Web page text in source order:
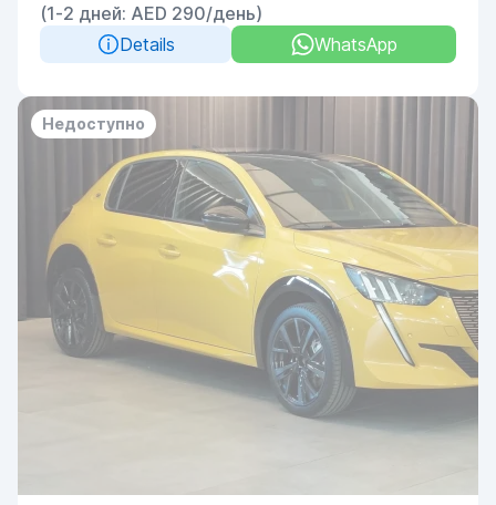
(1-2 дней: AED 290/день)
Details
WhatsApp
Недоступно